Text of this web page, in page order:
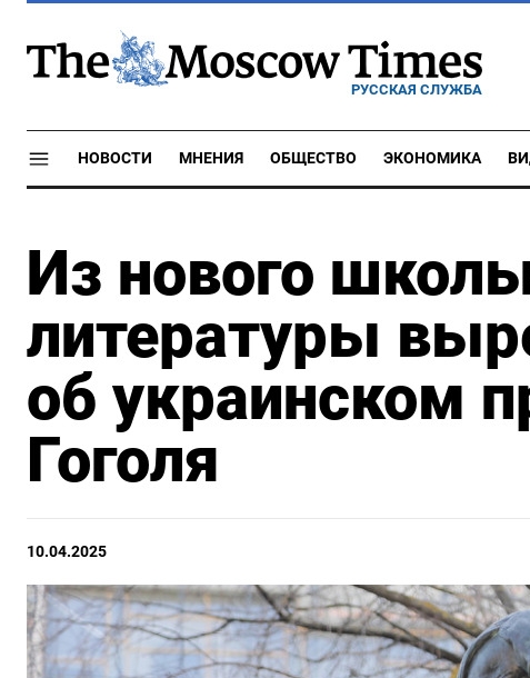
РУССКАЯ СЛУЖБА
НОВОСТИ МНЕНИЯ ОБЩЕСТВО ЭКОНОМИКА
Из нового
литературы
об украинском
Гоголя
10.04.2025